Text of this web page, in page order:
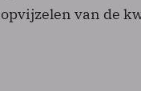
opvijzelen van de